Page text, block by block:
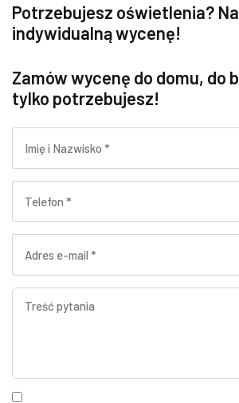
Potrzebujesz oświetlenia?
indywidualną wycenę!
Zamów wycenę do domu, do
tylko potrzebujesz!